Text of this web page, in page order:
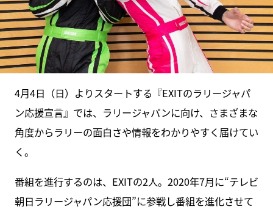
4月4日（日）よりスタートする『EXITのラリージャパ
ン応援宣言』では、ラリージャパンに向け、さまざまな
角度からラリーの面白さや情報をわかりやすく届けてい
く。
番組を進行するのは、EXITの2人。2020年7月に“テレビ
朝日ラリージャパン応援団”に参戦し番組を進化させて